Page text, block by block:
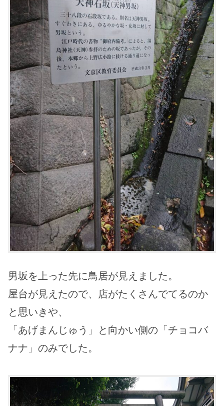
男坂を上った先に鳥居が見えました。
屋台が見えたので、店がたくさんでてるのか
と思いきや、
「あげまんじゅう」と向かい側の「チョコバ
ナナ」のみでした。